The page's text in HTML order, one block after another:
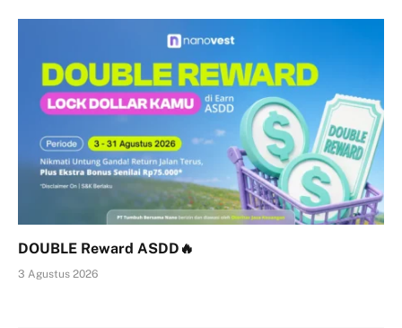
DOUBLE Reward ASDD🔥
3 Agustus 2026